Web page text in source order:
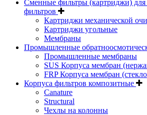
Сменные фильтры (картриджи) для
фильтров
Картриджи механической
Картриджи угольные
Мембраны
Промышленные
Промышленные мембраны
SUS Корпуса мембран
FRP Корпуса мембран
Корпуса фильтров композитные
Canature
Structural
Чехлы на колонны